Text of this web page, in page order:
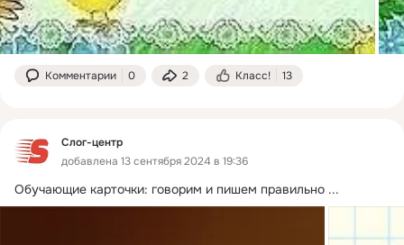
Комментарии 0 2 Класс! 13
Слог-центр
добавлена 13 сентября 2024 в 19:36
Обучающие карточки: говорим и пишем правильно ...